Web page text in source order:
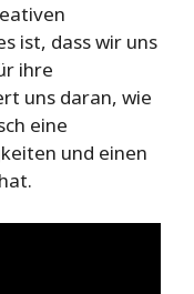
ist, dass wir uns
ihre
uns daran, wie
eine
und einen